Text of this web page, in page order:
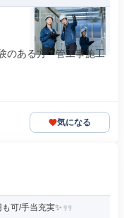
のある方 * 管工事施工
気になる
可/手当充実✨